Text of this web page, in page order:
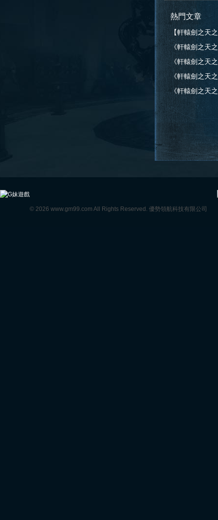
熱門文章
【軒轅劍之天
《軒轅劍之天
告
《軒轅劍之天
告
《軒轅劍之天
告
《軒轅劍之天
公告
© 2026 www.gm99.com All Rights Reserved. 優勢領航科技有限公司